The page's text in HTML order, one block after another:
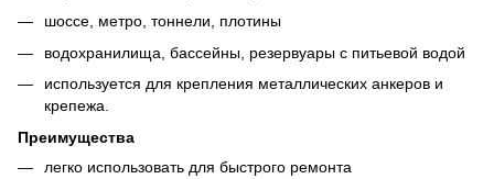
шоссе, метро, тоннели, плотины
водохранилища, бассейны, резервуары с питьевой водой
используется для крепления металлических анкеров и
крепежа.
Преимущества
легко использовать для быстрого ремонта